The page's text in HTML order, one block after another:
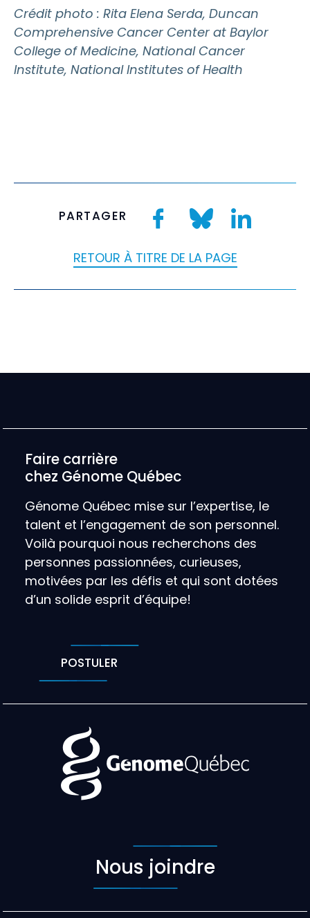
Crédit photo : Rita Elena Serda, Duncan
Comprehensive Cancer Center at Baylor
College of Medicine, National Cancer
Institute, National Institutes of Health
PARTAGER
RETOUR À TITRE DE LA PAGE
Faire carrière
chez Génome Québec
Génome Québec mise sur l’expertise, le
talent et l’engagement de son personnel.
Voilà pourquoi nous recherchons des
personnes passionnées, curieuses,
motivées par les défis et qui sont dotées
d’un solide esprit d’équipe!
POSTULER
Nous joindre